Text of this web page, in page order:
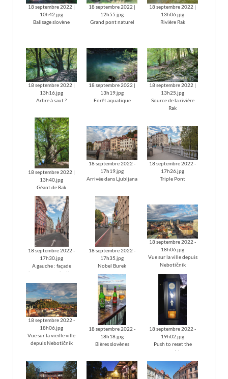
18 septembre 2022 |
10h42.jpg
Balisage slovène
18 septembre 2022 |
12h55.jpg
Grand pont naturel
18 septembre 2022 |
13h06.jpg
Rivière Rak
18 septembre 2022 |
13h16.jpg
Arbre à saut ?
18 septembre 2022 |
13h19.jpg
Forêt aquatique
18 septembre 2022 |
13h25.jpg
Source de la rivière
Rak
18 septembre 2022 |
13h40.jpg
Géant de Rak
18 septembre 2022 -
17h19.jpg
Arrivée dans Ljubljana
18 septembre 2022 -
17h26.jpg
Triple Pont
18 septembre 2022 -
17h30.jpg
A gauche : façade
banque coopérative
18 septembre 2022 -
17h35.jpg
Nobel Burek
18 septembre 2022 -
18h06.jpg
Vue sur la ville depuis
Nebotičnik
18 septembre 2022 -
18h06.jpg
Vue sur la vieille ville
depuis Nebotičnik
18 septembre 2022 -
18h18.jpg
Bières slovènes
18 septembre 2022 -
19h02.jpg
Push to reset the
world